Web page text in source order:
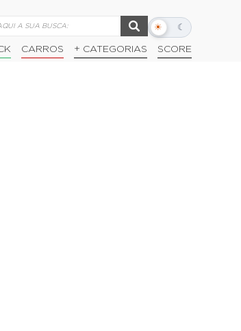
☀ ☾
Alternar
escuro
CARROS + CATEGORIAS SCORE